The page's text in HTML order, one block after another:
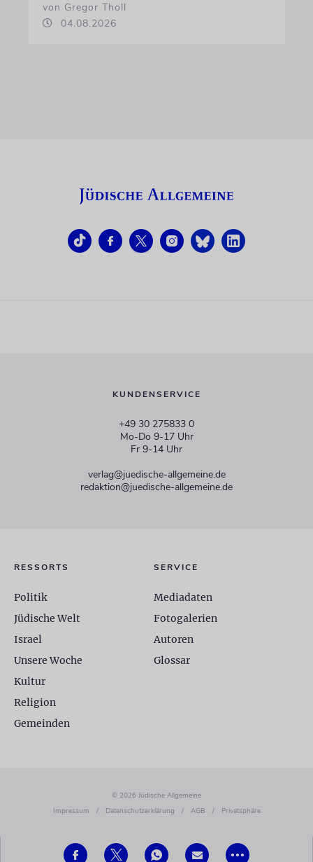
•••
von Gregor Tholl
04.08.2026
KUNDENSERVICE
+49 30 275833 0
Mo-Do 9-17 Uhr
Fr 9-14 Uhr
verlag@juedische-allgemeine.de
redaktion@juedische-allgemeine.de
RESSORTS
Politik
Jüdische Welt
Israel
Unsere Woche
Kultur
Religion
Gemeinden
SERVICE
Mediadaten
Fotogalerien
Autoren
Glossar
© 2026 Jüdische Allgemeine
Impressum
/ Datenschutzerklärung / AGB / Privatsphäre